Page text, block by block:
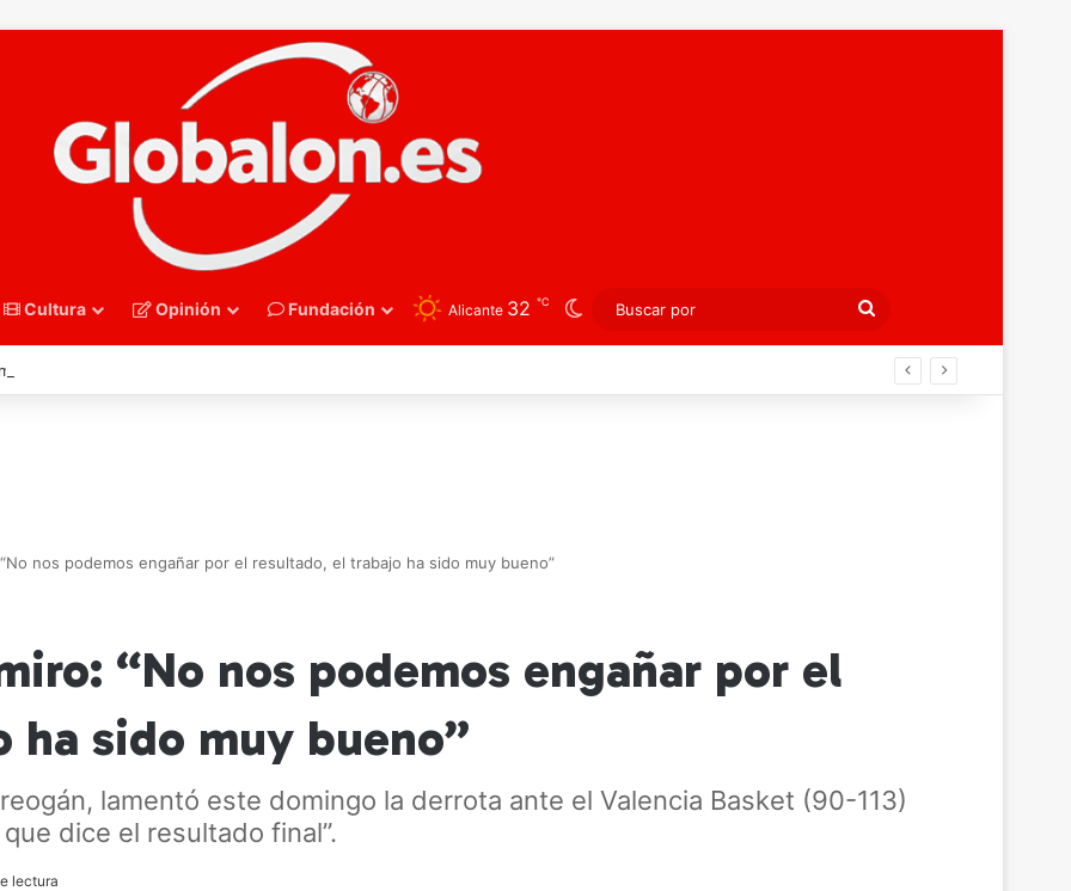
Cultura Opinión Fundación Alicante 32 ℃ Switch skin
Buscar
por
– Alemania frena el sueño de los Hispanos Juveniles, que lucharán ahora por el bronce europeo
nos podemos engañar por el resultado, el trabajo ha sido muy bueno”
“No nos podemos engañar por el
sido muy bueno”
lamentó este domingo la derrota ante el Valencia Basket (90-113)
dice el resultado final”.
lectura